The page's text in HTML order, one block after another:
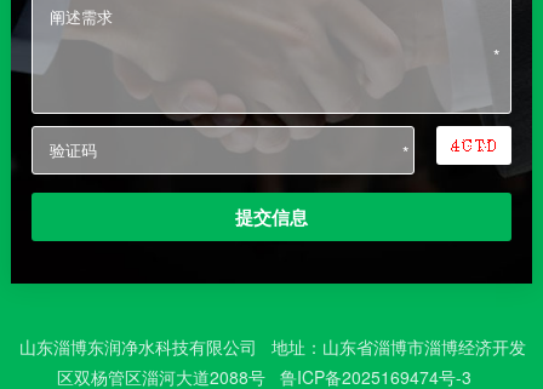
*
*
山东淄博东润净水科技有限公司 地址：山东省淄博市淄博经济开发
区双杨管区淄河大道2088号鲁ICP备2025169474号-3